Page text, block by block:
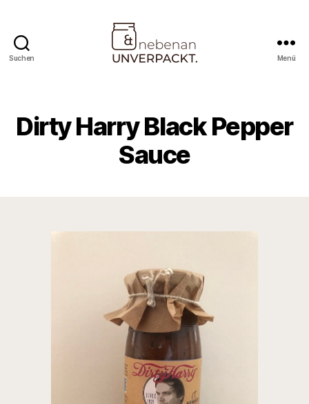
Suchen Menü
Dirty Harry Black Pepper
Sauce